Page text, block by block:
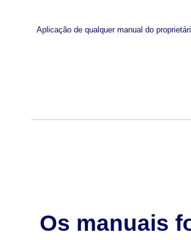
Aplicação de qualquer manual do
Os manuais